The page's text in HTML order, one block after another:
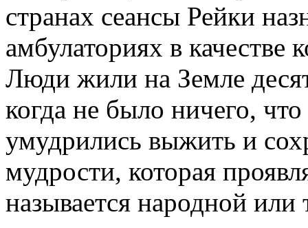
странах сеансы Рейки
амбулаториях в
Люди жили на Земле
когда не было ничего,
умудрились выжить и
мудрости, которая
называется народной